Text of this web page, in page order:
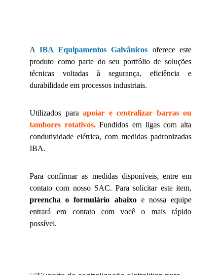
AIBA Equipamentos Galvânicos oferece este
produto como parte do seu portfólio de soluções
técnicas voltadas à segurança, eficiência e
durabilidade em processos industriais.
Utilizados para apoiar e centralizar barras ou
tambores rotativos.Fundidos em ligas com alta
condutividade elétrica, com medidas padronizadas
IBA.
Para confirmar as medidas disponíveis, entre em
contato com nosso SAC. Para solicitar este item,
preencha o formulário abaixoe nossa equipe
entrará em contato com você o mais rápido
possível.